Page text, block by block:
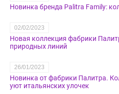
Новинка бренда Palitra Family:
02/02/2023
Новая коллекция фабрики
природных линий
26/01/2023
Новинка от фабрики Палитра.
уют итальянских улочек